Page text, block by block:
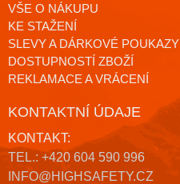
VŠE O NÁKUPU
KE STAŽENÍ
SLEVY A DÁRKOVÉ POUKAZY
DOSTUPNOSTÍ ZBOŽÍ
REKLAMACE A VRÁCENÍ
KONTAKTNÍ ÚDAJE
KONTAKT:
TEL.: +420 604 590 996
INFO@HIGHSAFETY.CZ